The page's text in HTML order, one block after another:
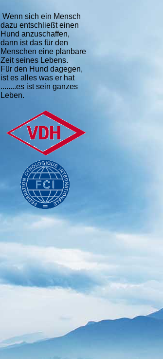
Wenn sich ein Mensch
dazu entschließt einen
Hund anzuschaffen,
dann ist das für den
Menschen eine planbare
Zeit seines Lebens.
Für den Hund dagegen,
ist es alles was er hat
........es ist sein ganzes
Leben.